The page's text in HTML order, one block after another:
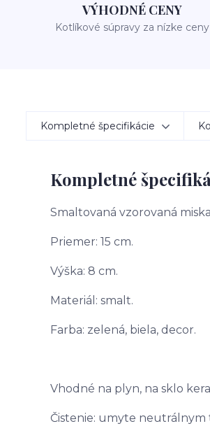
VÝHODNÉ CENY
Kotlíkové súpravy za nízke ceny
Kompletné špecifikácie
Kompletné
Smaltovaná vzorovaná
Priemer: 15 cm.
Výška: 8 cm.
Materiál: smalt.
Farba: zelená, biela, decor.
Vhodné na plyn, na sklo
Čistenie: umyte